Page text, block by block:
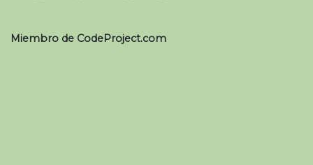
Miembro de CodeProject.com